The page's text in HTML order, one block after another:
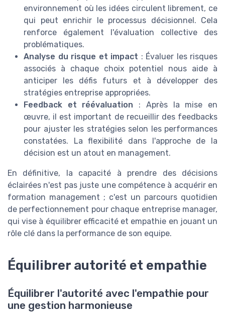
environnement où les idées circulent librement, ce
qui peut enrichir le processus décisionnel. Cela
renforce également l'évaluation collective des
problématiques.
Analyse du risque et impact : Évaluer les risques
associés à chaque choix potentiel nous aide à
anticiper les défis futurs et à développer des
stratégies entreprise appropriées.
Feedback et réévaluation : Après la mise en
œuvre, il est important de recueillir des feedbacks
pour ajuster les stratégies selon les performances
constatées. La flexibilité dans l'approche de la
décision est un atout en management.
En définitive, la capacité à prendre des décisions
éclairées n'est pas juste une compétence à acquérir en
formation management ; c'est un parcours quotidien
de perfectionnement pour chaque entreprise manager,
qui vise à équilibrer efficacité et empathie en jouant un
rôle clé dans la performance de son equipe.
Équilibrer autorité et empathie
Équilibrer l'autorité avec l'empathie pour
une gestion harmonieuse